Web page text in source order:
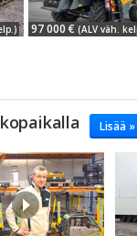
97 000 € (ALV väh.
Lisää »